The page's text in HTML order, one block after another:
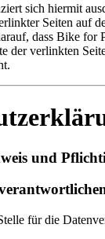
sich hiermit
Seiten auf
dass Bike for
der verlinkten
und
für die